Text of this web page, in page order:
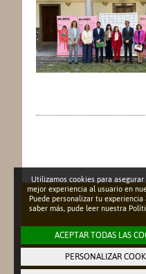
Utilizamos cookies para asegurar
mejor experiencia al usuario en
Puede personalizar tu experiencia
saber más, pude leer nuestra
ACEPTAR TODAS LAS
PERSONALIZAR